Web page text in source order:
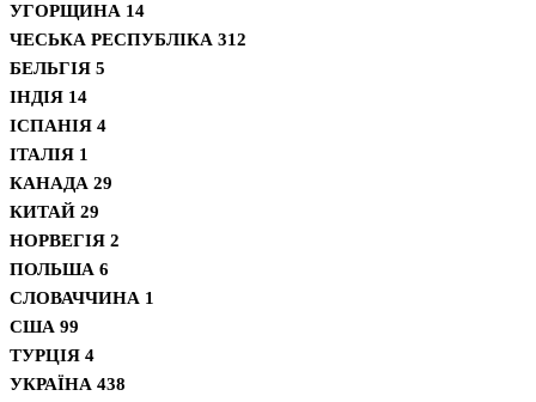
УГОРЩИНА 14
ЧЕСЬКА РЕСПУБЛІКА 312
БЕЛЬГІЯ 5
ІНДІЯ 14
ІСПАНІЯ 4
ІТАЛІЯ 1
КАНАДА 29
КИТАЙ 29
НОРВЕГІЯ 2
ПОЛЬША 6
СЛОВАЧЧИНА 1
США 99
ТУРЦІЯ 4
УКРАЇНА 438